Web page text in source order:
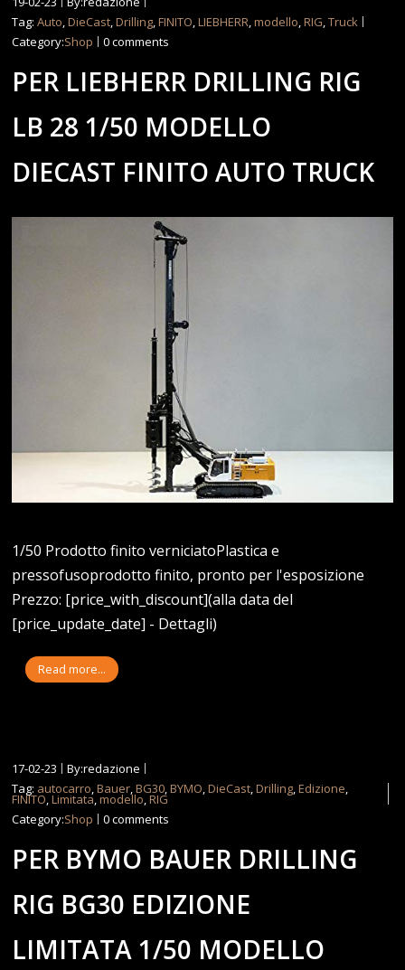
Tag:Auto,DieCast,Drilling,FINITO,LIEBHERR,modello,RIG,Truck
Category:Shop 0 comments
PER LIEBHERR DRILLING RIG
LB 28 1/50 MODELLO
DIECAST FINITO AUTO TRUCK
1/50 Prodotto finito verniciatoPlastica e
pressofusoprodotto finito, pronto per l'esposizione
Prezzo: [price_with_discount](alla data del
[price_update_date] - Dettagli)
Read more...
17-02-23
By:redazione
Tag: autocarro,Bauer,BG30,BYMO,DieCast,Drilling,Edizione,
FINITO,Limitata,modello,RIG
Category:Shop 0 comments
PER BYMO BAUER DRILLING
RIG BG30 EDIZIONE
LIMITATA 1/50 MODELLO